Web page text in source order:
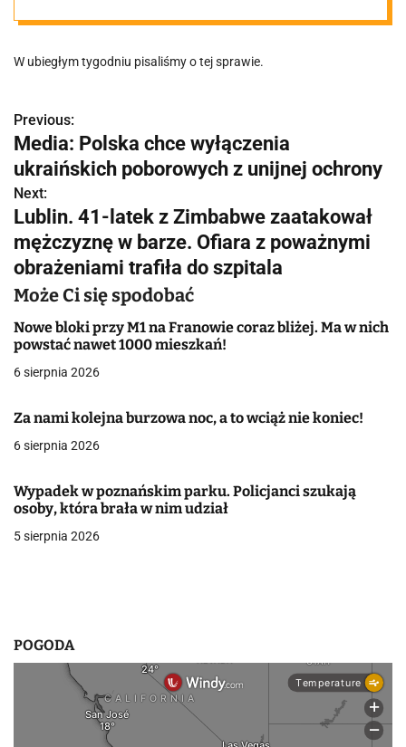
W ubiegłym tygodniu pisaliśmy o tej sprawie.
N
a
w
i
g
a
c
j
w
i
s
Previous:
Media: Polska chce wyłączenia
ukraińskich poborowych z unijnej ochrony
Next:
Lublin. 41-latek z Zimbabwe zaatakował
mężczyznę w barze. Ofiara z poważnymi
obrażeniami trafiła do szpitala
Może Ci się spodobać
Nowe bloki przy M1 na Franowie coraz bliżej. Ma w nich
powstać nawet 1000 mieszkań!
6 sierpnia 2026
Za nami kolejna burzowa noc, a to wciąż nie koniec!
6 sierpnia 2026
Wypadek w poznańskim parku. Policjanci szukają
osoby, która brała w nim udział
5 sierpnia 2026
POGODA